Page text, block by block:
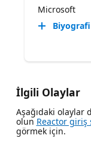
Microsoft
Biyografi
İlgili Olaylar
Aşağıdaki olaylar
olun Reactor giriş
görmek için.